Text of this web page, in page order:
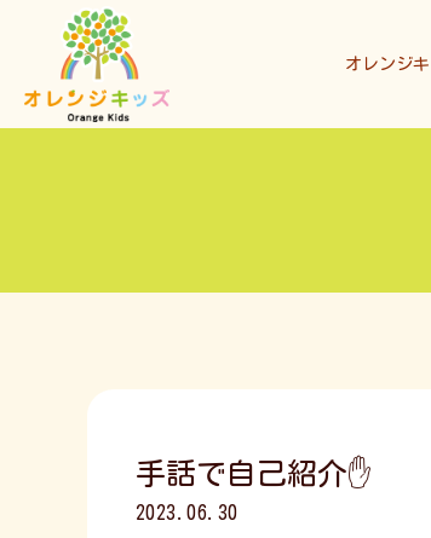
オレンジ
手話で自己紹介✋
2023.06.30